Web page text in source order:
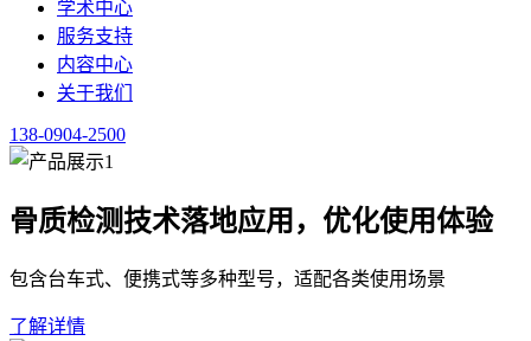
学术中心
服务支持
内容中心
关于我们
138-0904-2500
骨质检测技术落地应用，优化使用体验
包含台车式、便携式等多种型号，适配各类使用场景
了解详情